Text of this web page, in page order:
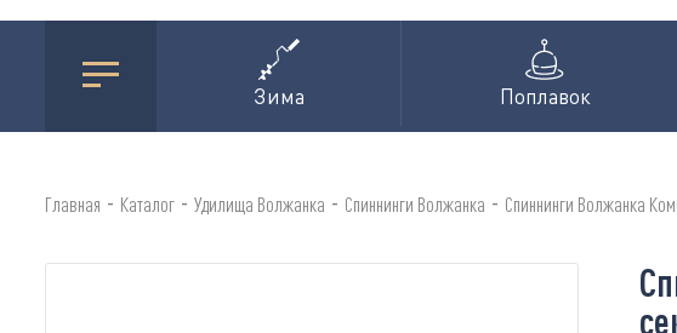
Зима Поплавок
Главная - Каталог - Удилища Волжанка - Спиннинги Волжанка - Спиннинги Волжанка